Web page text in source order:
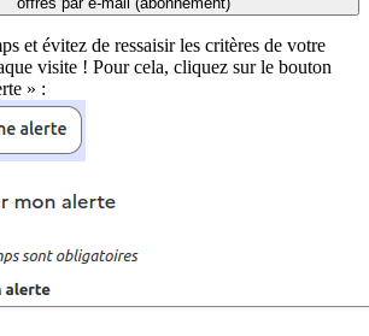
et évitez de ressaisir les critères de votre
visite ! Pour cela, cliquez sur le bouton
» :